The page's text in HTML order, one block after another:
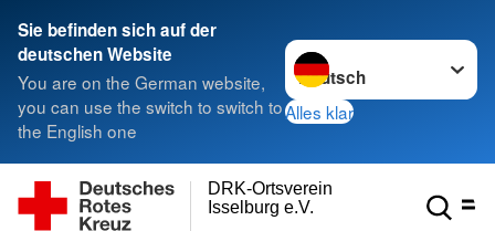
Sie befinden sich auf der
deutschen Website
You are on the German website,
you can use the switch to switch to
the English one
Sprache wechseln zu
Alles klar
Isselburg e.V.
DRK-Ortsverein